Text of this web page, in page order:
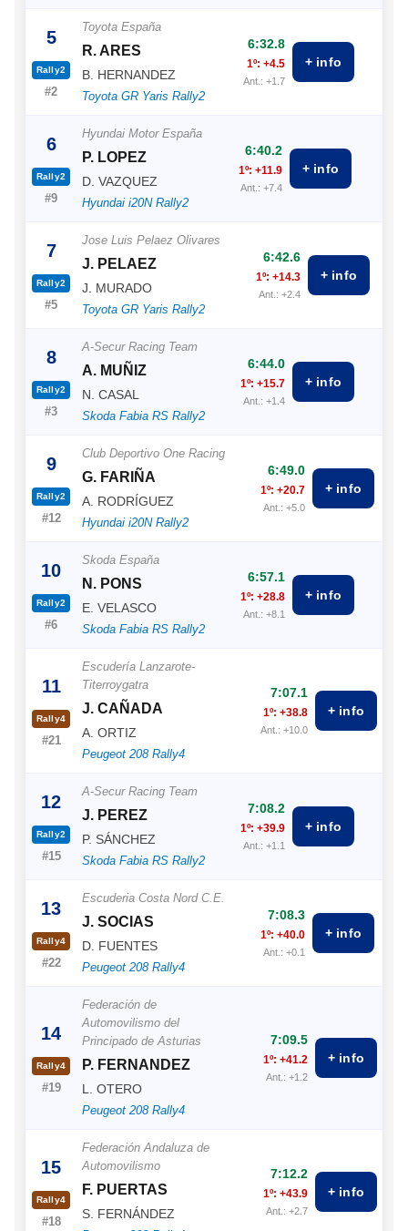
5
Rally2
#2
Toyota España
R. ARES
B. HERNANDEZ
Toyota GR Yaris Rally2
6:32.8
1º: +4.5
Ant.: +1.7
+ info
6
Rally2
#9
Hyundai Motor España
P. LOPEZ
D. VAZQUEZ
Hyundai i20N Rally2
6:40.2
1º: +11.9
Ant.: +7.4
+ info
7
Rally2
#5
Jose Luis Pelaez Olivares
J. PELAEZ
J. MURADO
Toyota GR Yaris Rally2
6:42.6
1º: +14.3
Ant.: +2.4
+ info
8
Rally2
#3
A-Secur Racing Team
A. MUÑIZ
N. CASAL
Skoda Fabia RS Rally2
6:44.0
1º: +15.7
Ant.: +1.4
+ info
9
Rally2
#12
Club Deportivo One Racing
G. FARIÑA
A. RODRÍGUEZ
Hyundai i20N Rally2
6:49.0
1º: +20.7
Ant.: +5.0
+ info
10
Rally2
#6
Skoda España
N. PONS
E. VELASCO
Skoda Fabia RS Rally2
6:57.1
1º: +28.8
Ant.: +8.1
+ info
11
Rally4
#21
Escudería Lanzarote-
Titerroygatra
J. CAÑADA
A. ORTIZ
Peugeot 208 Rally4
7:07.1
1º: +38.8
Ant.: +10.0
+ info
12
Rally2
#15
A-Secur Racing Team
J. PEREZ
P. SÁNCHEZ
Skoda Fabia RS Rally2
7:08.2
1º: +39.9
Ant.: +1.1
+ info
13
Rally4
#22
Escuderia Costa Nord C.E.
J. SOCIAS
D. FUENTES
Peugeot 208 Rally4
7:08.3
1º: +40.0
Ant.: +0.1
+ info
14
Rally4
#19
Federación de
Automovilismo del
Principado de Asturias
P. FERNANDEZ
L. OTERO
Peugeot 208 Rally4
7:09.5
1º: +41.2
Ant.: +1.2
+ info
15
Rally4
#18
Federación Andaluza de
Automovilismo
F. PUERTAS
S. FERNÁNDEZ
7:12.2
1º: +43.9
Ant.: +2.7
+ info